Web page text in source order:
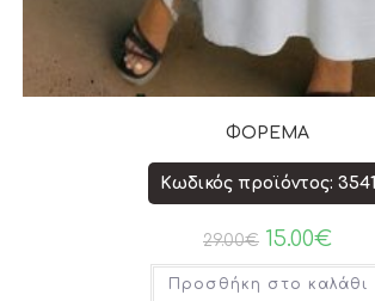
ΦΟΡΕΜΑ
Κωδικός προϊόντος: 3541
29.00€ 15.00€
Προσθήκη στο καλάθι